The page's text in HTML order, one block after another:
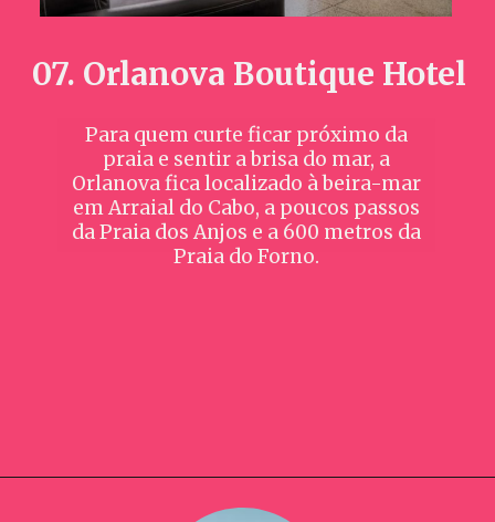
Para quem curte ficar próximo da
praia e sentir a brisa do mar, a
Orlanova fica localizado à beira-mar
em Arraial do Cabo, a poucos passos
da Praia dos Anjos e a 600 metros da
Praia do Forno.
07. Orlanova Boutique Hotel